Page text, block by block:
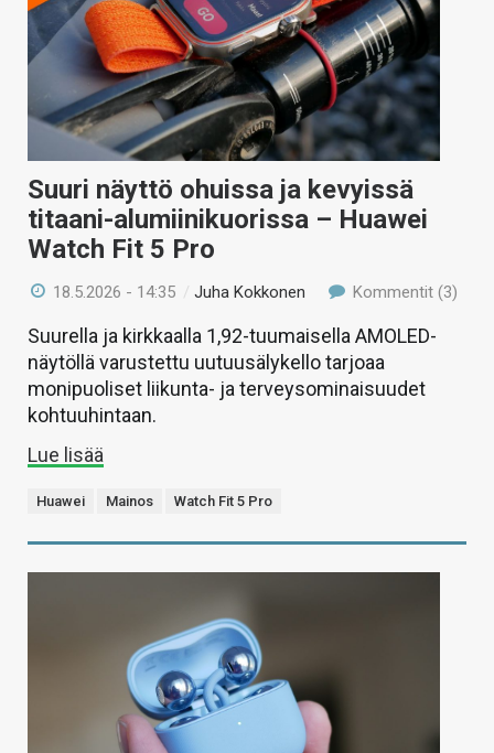
Suuri näyttö ohuissa ja kevyissä
titaani-alumiinikuorissa – Huawei
Watch Fit 5 Pro
18.5.2026 - 14:35 /Juha Kokkonen Kommentit (3)
Suurella ja kirkkaalla 1,92-tuumaisella AMOLED-
näytöllä varustettu uutuusälykello tarjoaa
monipuoliset liikunta- ja terveysominaisuudet
kohtuuhintaan.
Lue lisää
Huawei Mainos Watch Fit 5 Pro